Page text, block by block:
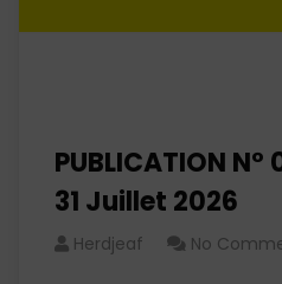
PUBLICATION
31 Juillet 2026
Herdjeaf No